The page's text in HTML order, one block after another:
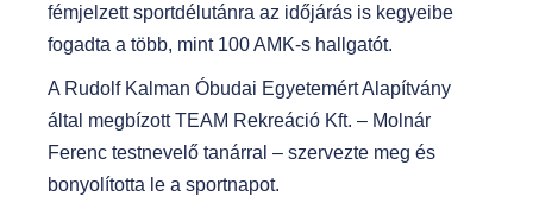
fémjelzett sportdélutánra az időjárás is kegyeibe
fogadta a több, mint 100 AMK-s hallgatót.
A Rudolf Kalman Óbudai Egyetemért Alapítvány
által megbízott TEAM Rekreáció Kft. – Molnár
Ferenc testnevelő tanárral – szervezte meg és
bonyolította le a sportnapot.